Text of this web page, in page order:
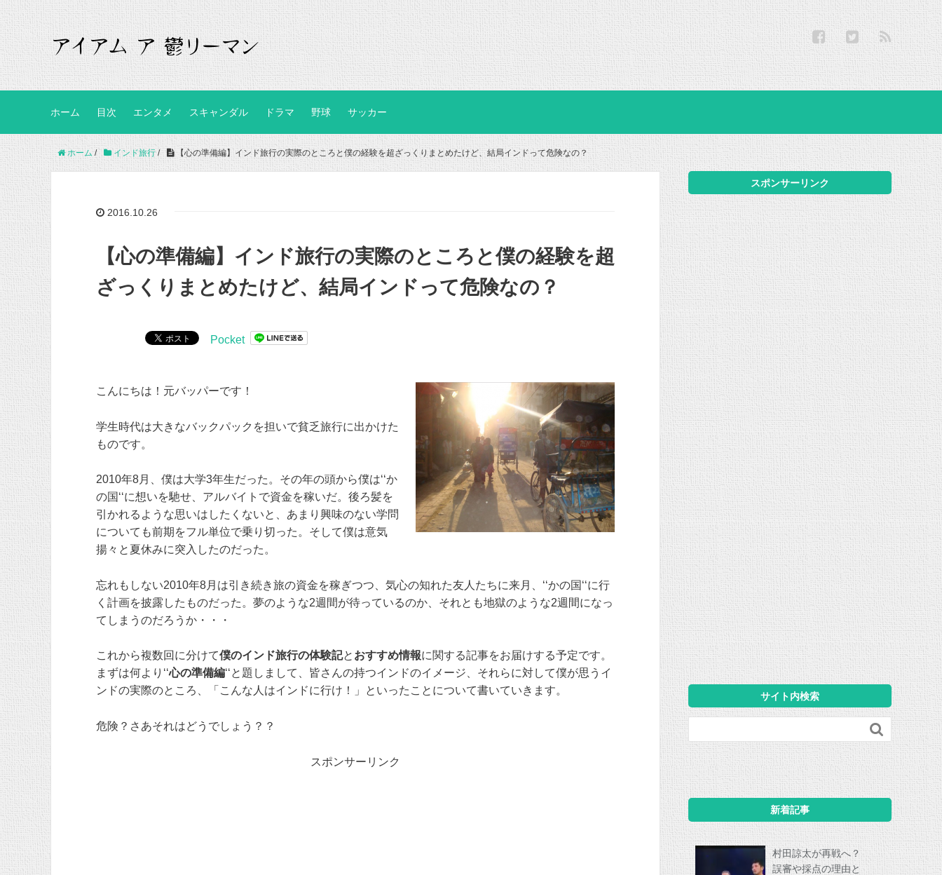
ホーム 目次 エンタメ スキャンダル ドラマ 野球 サッカー
ホーム / インド旅行 / 【心の準備編】インド旅行の実際のところと僕の経験を超ざっくりまとめたけど、結局インドって危険なの？
2016.10.26
【心の準備編】インド旅行の実際のところと僕の経験を超
ざっくりまとめたけど、結局インドって危険なの？
Pocket
こんにちは！元バッパーです！
学生時代は大きなバックパックを担いで貧乏旅行に出かけた
ものです。
2010年8月、僕は大学3年生だった。その年の頭から僕は‘‘か
の国‘‘に想いを馳せ、アルバイトで資金を稼いだ。後ろ髪を
引かれるような思いはしたくないと、あまり興味のない学問
についても前期をフル単位で乗り切った。そして僕は意気
揚々と夏休みに突入したのだった。
忘れもしない2010年8月は引き続き旅の資金を稼ぎつつ、気心の知れた友人たちに来月、‘‘かの国‘‘に行
く計画を披露したものだった。夢のような2週間が待っているのか、それとも地獄のような2週間になっ
てしまうのだろうか・・・
これから複数回に分けて僕のインド旅行の体験記と おすすめ情報に関する記事をお届けする予定です。
まずは何より‘‘心の準備編‘‘と題しまして、皆さんの持つインドのイメージ、それらに対して僕が思うイ
ンドの実際のところ、「こんな人はインドに行け！」といったことについて書いていきます。
危険？さあそれはどうでしょう？？
スポンサーリンク
スポンサーリンク
サイト内検索

新着記事
村田諒太が再戦へ？
誤審や採点の理由と